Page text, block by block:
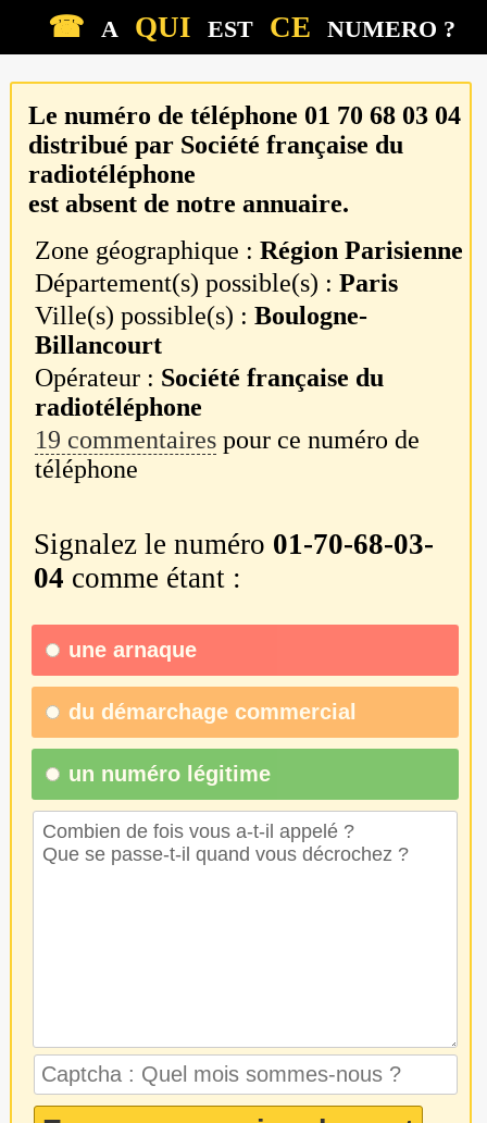
☎ A QUI EST CE NUMERO ?
Le numéro de téléphone 01 70 68 03 04
distribué par Société française du
radiotéléphone
est absent de notre annuaire.
Zone géographique :Région Parisienne
Département(s) possible(s) :Paris
Ville(s) possible(s) :Boulogne-
Billancourt
Opérateur : Société française du
radiotéléphone
19 commentaires pour ce numéro de
téléphone
Signalez le numéro 01-70-68-03-
04 comme étant :
une arnaque
du démarchage commercial
un numéro légitime